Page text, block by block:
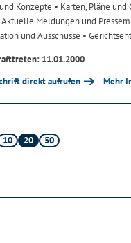
Konzepte • Karten, Pläne und
Aktuelle Meldungen und
und Ausschüsse •
11.01.2000
direkt aufrufen Mehr
10 20 50